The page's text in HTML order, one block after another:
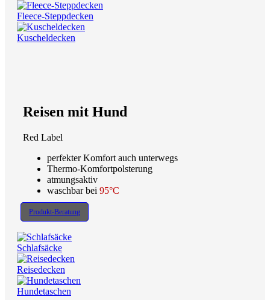
Fleece-Steppdecken
Kuscheldecken
Reisen mit Hund
Red Label
perfekter Komfort auch unterwegs
Thermo-Komfortpolsterung
atmungsaktiv
waschbar bei 95°C
Produkt-Beratung
Schlafsäcke
Reisedecken
Hundetaschen